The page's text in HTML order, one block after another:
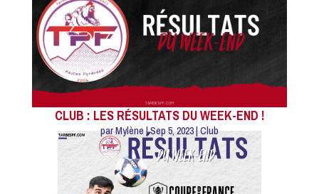
CLUB : LES RÉSULTATS DU WEEK-END !
parMylène|Sep 5, 2023|Club